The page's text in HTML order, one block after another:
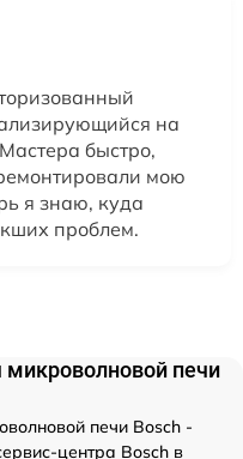
на
быстро,
мою
я знаю, куда
проблем.
печи
печи Bosch -
центра Bosch в